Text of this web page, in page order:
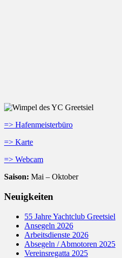
=> Hafenmeisterbüro
=> Karte
=> Webcam
Saison: Mai – Oktober
Neuigkeiten
55 Jahre Yachtclub Greetsiel
Ansegeln 2026
Arbeitsdienste 2026
Absegeln / Abmotoren 2025
Vereinsregatta 2025